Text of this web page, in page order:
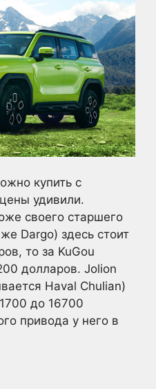
купить с
удивили.
своего старшего
Dargo) здесь стоит
то за KuGou
долларов. Jolion
Haval Chulian)
до 16700
привода у него в